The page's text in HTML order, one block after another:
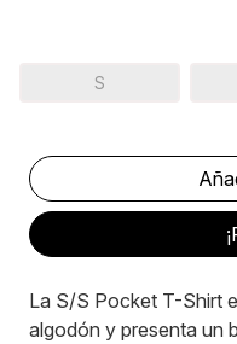
S
La S/S Pocket T-Shirt
algodón y presenta un